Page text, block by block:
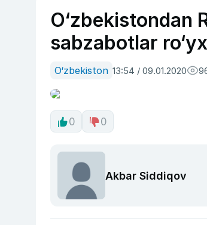
O‘zbekistondan
sabzabotlar
O‘zbekiston 13:54 / 09.01.2020
0 0
Akbar Siddiqov